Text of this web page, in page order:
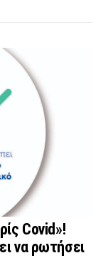
Covid»!
να ρωτήσει